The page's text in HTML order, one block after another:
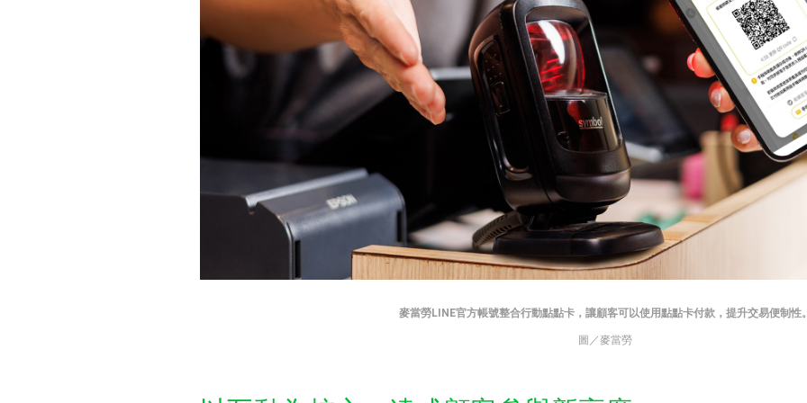
麥當勞LINE官方帳號整合行動點點卡，讓顧客可以使用點點卡付款，提升交易便制性
圖／麥當勞